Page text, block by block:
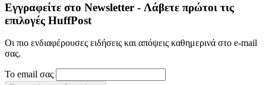
Εγγραφείτε στο Newsletter - Λάβετε πρώτοι τις
επιλογές HuffPost
Οι πιο ενδιαφέρουσες ειδήσεις και απόψεις καθημερινά στο e-mail
σας.
Το email σας